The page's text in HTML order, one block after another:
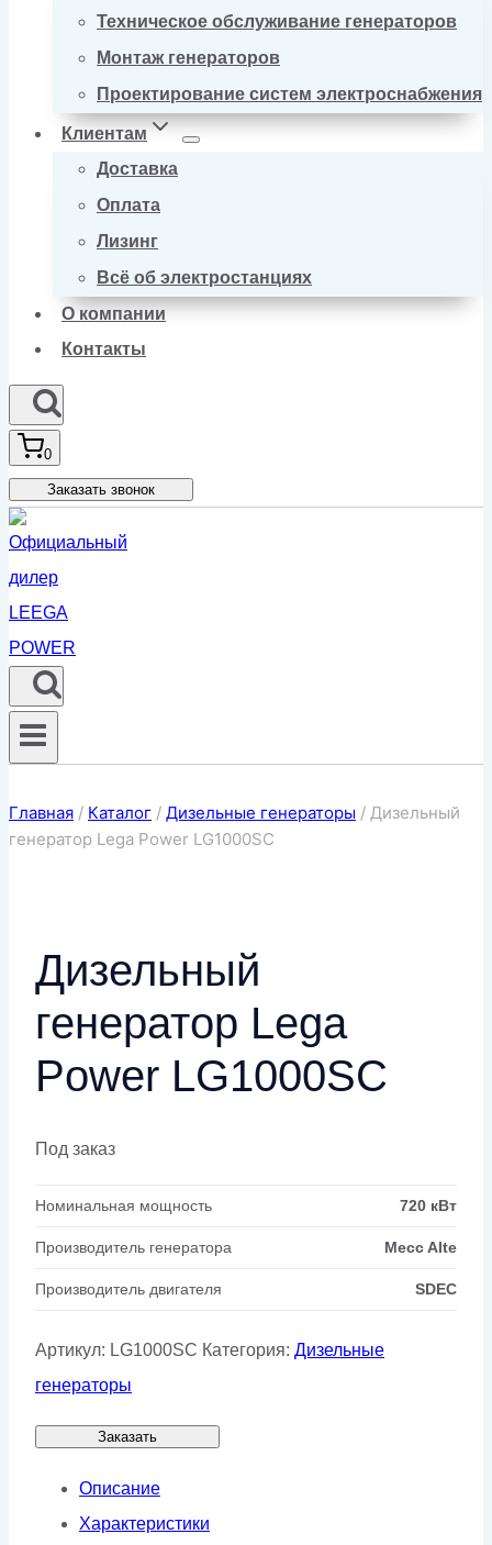
Техническое обслуживание генераторов
Монтаж генераторов
Проектирование систем электроснабжения
Клиентам
Доставка
Оплата
Лизинг
Всё об электростанциях
О компании
Контакты
0
Заказать звонок
Главная / Каталог / Дизельные генераторы / Дизельный
генератор Lega Power LG1000SC
Дизельный
генератор Lega
Power LG1000SC
Под заказ
Номинальная мощность 720 кВт
Производитель генератора Mecc Alte
Производитель двигателя SDEC
Артикул: LG1000SC Категория: Дизельные
генераторы
Заказать
Описание
Характеристики